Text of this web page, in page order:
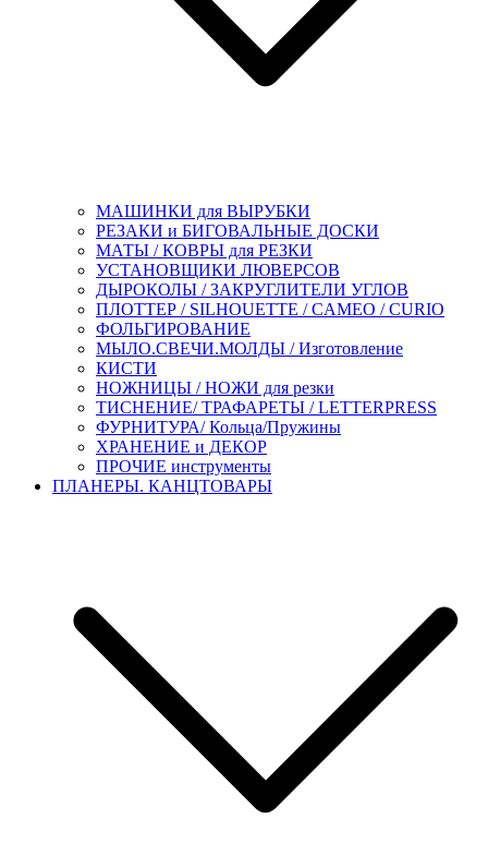
МАШИНКИ для ВЫРУБКИ
РЕЗАКИ и БИГОВАЛЬНЫЕ ДОСКИ
МАТЫ / КОВРЫ для РЕЗКИ
УСТАНОВЩИКИ ЛЮВЕРСОВ
ДЫРОКОЛЫ / ЗАКРУГЛИТЕЛИ УГЛОВ
ПЛОТТЕР / SILHOUETTE / CAMEO / CURIO
ФОЛЬГИРОВАНИЕ
МЫЛО.СВЕЧИ.МОЛДЫ / Изготовление
КИСТИ
НОЖНИЦЫ / НОЖИ для резки
ТИСНЕНИЕ/ ТРАФАРЕТЫ / LETTERPRESS
ФУРНИТУРА/ Кольца/Пружины
ХРАНЕНИЕ и ДЕКОР
ПРОЧИЕ инструменты
ПЛАНЕРЫ. КАНЦТОВАРЫ